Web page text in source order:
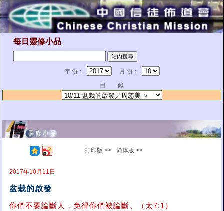
每日靈修小品
年 份：
月 份：
目 錄
打印版 >> 简体版 >>
2017年10月11日
盆栽的啟發
你們不要論斷人，免得你們被論斷。（太7:1）